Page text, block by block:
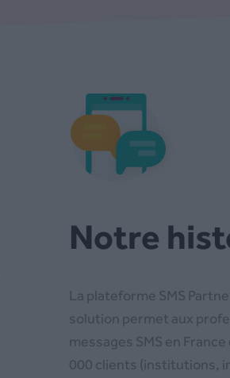
Notre
La plateforme SMS
solution permet aux
messages SMS en
000 clients (institutions,